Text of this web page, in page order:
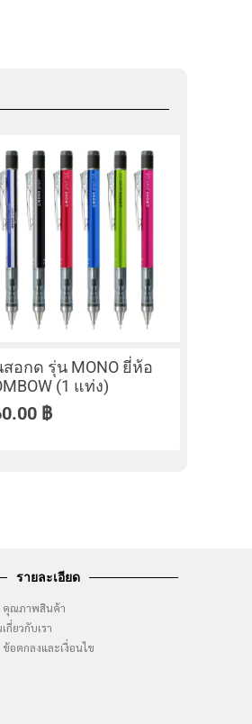
อกด รุ่น MONO ยี่ห้อ
(1 แท่ง)
฿
รายละเอียด
คุณภาพสินค้า
เกี่ยวกับเรา
ข้อตกลงและเงื่อนไข